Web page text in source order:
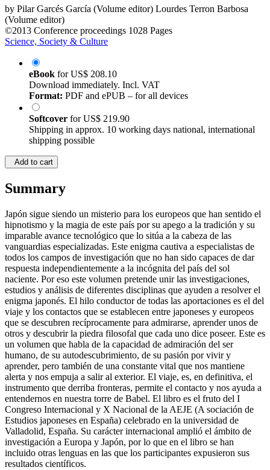
by Pilar Garcés García (Volume editor) Lourdes Terron Barbosa
(Volume editor)
©2013 Conference proceedings 1028 Pages
Science, Society & Culture
eBook forUS$ 208.10
Download immediately. Incl. VAT
Format: PDF and ePUB – for all devices
Softcover forUS$ 219.90
Shipping in approx. 10 working days national, international
shipping possible
Add to cart
Summary
Japón sigue siendo un misterio para los europeos que han sentido el
hipnotismo y la magia de este país por su apego a la tradición y su
imparable avance tecnológico que lo sitúa a la cabeza de las
vanguardias especializadas. Este enigma cautiva a especialistas de
todos los campos de investigación que no han sido capaces de dar
respuesta independientemente a la incógnita del país del sol
naciente. Por eso este volumen pretende unir las investigaciones,
estudios y análisis de diferentes disciplinas que ayuden a resolver el
enigma japonés. El hilo conductor de todas las aportaciones es el del
viaje y los contactos que se establecen entre japoneses y europeos
que se descubren recíprocamente para admirarse, aprender unos de
otros y descubrir la piedra filosofal que cada uno dice poseer. Este es
un volumen que habla de la capacidad de admiración del ser
humano, de su autodescubrimiento, de su pasión por vivir y
aprender, pero también de una constante vital que nos mantiene
alerta y nos empuja a salir al exterior. El viaje, es, en definitiva, el
instrumento que derriba fronteras, permite el contacto y nos ayuda a
entendernos en nuestra torre de Babel. El libro es el fruto del I
Congreso Internacional y X Nacional de la AEJE (A sociación de
Estudios japoneses en España) celebrado en la universidad de
Valladolid, España. Su carácter internacional amplió el ámbito de
investigación a Europa y Japón, por lo que en el libro se han
incluido otras lenguas en las que los participantes expusieron sus
resultados científicos.